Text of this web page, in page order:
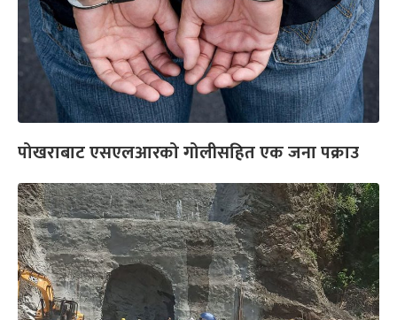
पोखराबाट एसएलआरको गोलीसहित एक जना पक्राउ